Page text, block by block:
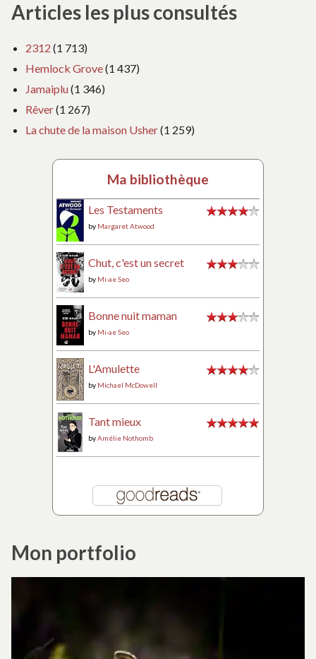
Articles les plus consultés
2312 (1 713)
Hemlock Grove(1 437)
Jamaiplu(1 346)
Rêver(1 267)
La chute de la maison Usher(1 259)
Ma bibliothèque
Les Testaments
by Margaret Atwood
Chut, c'est un secret
by Mi-ae Seo
Bonne nuit maman
by Mi-ae Seo
L'Amulette
by Michael McDowell
Tant mieux
byAmélie Nothomb
Mon portfolio